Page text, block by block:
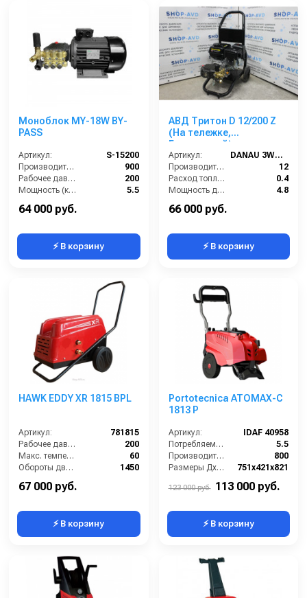
Моноблок MY-18W BY-
PASS
Артикул:
S-15200
Производительность (л/ч):
900
Рабочее давление (бар):
200
Мощность (кВт):
5.5
64 000 руб.
⚡ В корзину
АВД Тритон D 12/200 Z
(На тележке,
Бензиновый)
Артикул:
DANAU 3WZ-1506
Производительность (л/мин):
12
Расход топлива (л/ч):
0.4
Мощность двигателя (кВт):
4.8
66 000 руб.
⚡ В корзину
HAWK EDDY XR 1815 BPL
Артикул:
781815
Рабочее давление (бар):
200
Макс. температура воды на входе (°C):
60
Обороты двигателя (об/мин):
1450
Потребляемая мощность (кВт):
67 000 руб.
⚡ В корзину
Portotecnica ATOMAX-C
1813 P
Артикул:
IDAF 40958
Потребляемая мощность (Вт):
5.5
Производительность (л/ч):
800
Размеры ДхШхВ (мм):
751х421х821
123 000 руб. 113 000 руб.
⚡ В корзину